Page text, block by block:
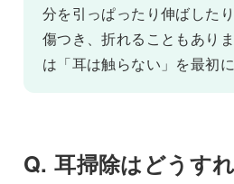
分を引っぱったり伸ばした
傷つき、折れることもあり
は「耳は触らない」を最初
Q. 耳掃除はどうす